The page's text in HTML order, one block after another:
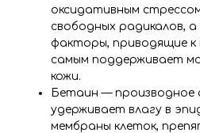
оксидативным
свободных радикалов,
факторы, приводящие
самым поддерживает
кожи.
Бетаин — производное
удерживает влагу в
мембраны клеток,